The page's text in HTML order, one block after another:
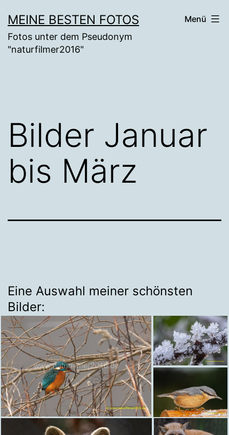
Inhalt
springen
MEINE BESTEN FOTOS
Fotos unter dem Pseudonym
"naturfilmer2016"
Menü
Bilder Januar
bis März
Eine Auswahl meiner schönsten
Bilder: